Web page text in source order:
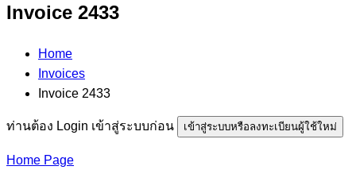
Invoice 2433
Home
Invoices
Invoice 2433
ท่านต้อง Login เข้าสู่ระบบก่อน เข้าสู่ระบบหรือลงทะเบียนผู้ใช้ใหม่
Home Page